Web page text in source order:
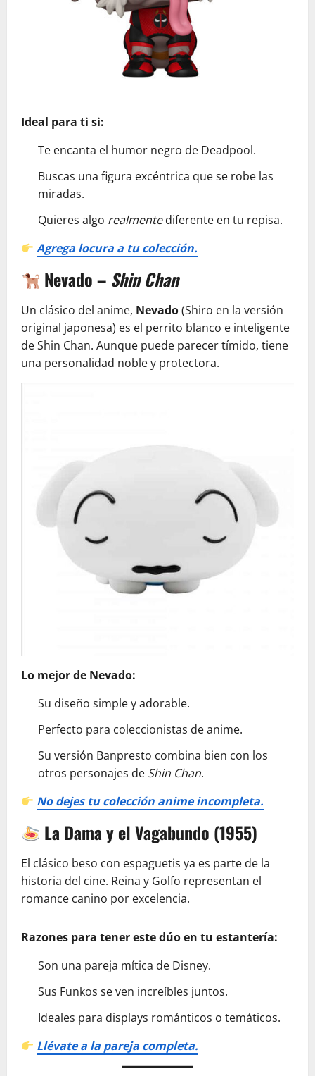
Ideal para ti si:
Te encanta el humor negro de Deadpool.
Buscas una figura excéntrica que se robe las
miradas.
Quieres algo realmentediferente en tu repisa.
Agrega locura a tu colección.
Nevado – Shin Chan
Un clásico del anime, Nevado(Shiro en la versión
original japonesa) es el perrito blanco e inteligente
de Shin Chan. Aunque puede parecer tímido, tiene
una personalidad noble y protectora.
Lo mejor de Nevado:
Su diseño simple y adorable.
Perfecto para coleccionistas de anime.
Su versión Banpresto combina bien con los
otros personajes de Shin Chan.
No dejes tu colección anime incompleta.
La Dama y el Vagabundo (1955)
El clásico beso con espaguetis ya es parte de la
historia del cine. Reina y Golfo representan el
romance canino por excelencia.
Razones para tener este dúo en tu estantería:
Son una pareja mítica de Disney.
Sus Funkos se ven increíbles juntos.
Ideales para displays románticos o temáticos.
Llévate a la pareja completa.